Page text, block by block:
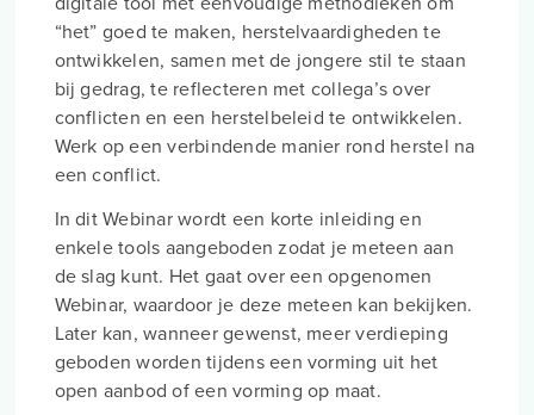
“het” goed te maken, herstelvaardigheden te
ontwikkelen, samen met de jongere stil te staan
bij gedrag, te reflecteren met collega’s over
conflicten en een herstelbeleid te ontwikkelen.
Werk op een verbindende manier rond herstel na
een conflict.
In dit Webinar wordt een korte inleiding en
enkele tools aangeboden zodat je meteen aan
de slag kunt. Het gaat over een opgenomen
Webinar, waardoor je deze meteen kan bekijken.
Later kan, wanneer gewenst, meer verdieping
geboden worden tijdens een vorming uit het
open aanbod of een vorming op maat.